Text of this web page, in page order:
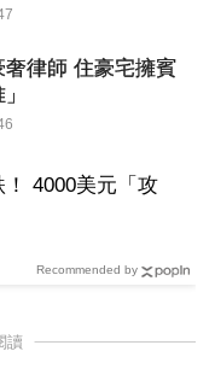
律師 住豪宅擁賓
4000美元「攻
Recommended by
讀